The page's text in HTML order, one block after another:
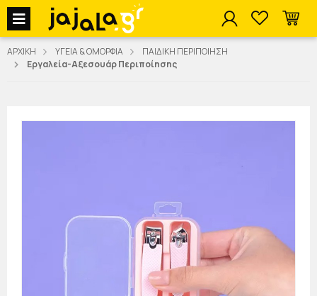
jajala Menu
ΑΡΧΙΚΗ ΥΓΕΙΑ & ΟΜΟΡΦΙΑ
ΠΑΙΔΙΚΗ ΠΕΡΙΠΟΙΗΣΗ
Εργαλεία-Αξεσουάρ Περιποίησης